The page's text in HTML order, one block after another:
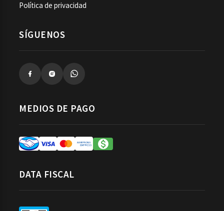
Política de privacidad
SÍGUENOS
MEDIOS DE PAGO
DATA FISCAL